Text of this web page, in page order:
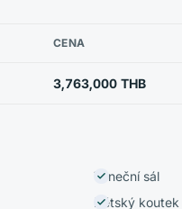
CENA
3,763,000 THB
Taneční sál
Dětský koutek